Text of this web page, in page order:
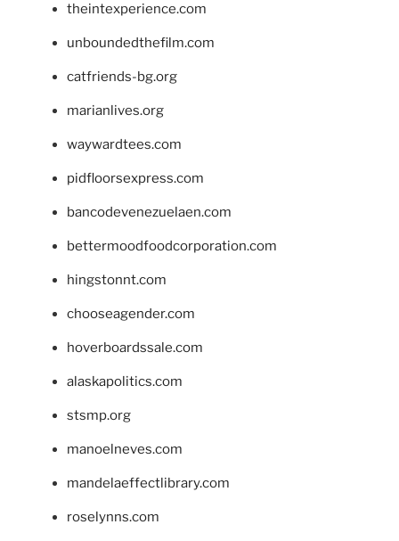
theintexperience.com
unboundedthefilm.com
catfriends-bg.org
marianlives.org
waywardtees.com
pidfloorsexpress.com
bancodevenezuelaen.com
bettermoodfoodcorporation.com
hingstonnt.com
chooseagender.com
hoverboardssale.com
alaskapolitics.com
stsmp.org
manoelneves.com
mandelaeffectlibrary.com
roselynns.com